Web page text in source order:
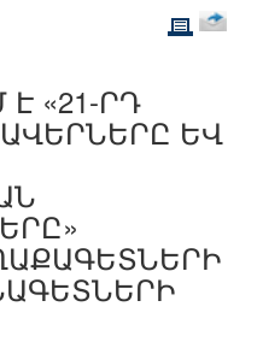
«21-ՐԴ
ԵՎ